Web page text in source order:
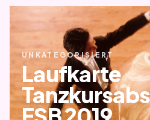
UNKATEGORISIERT
Laufkarte